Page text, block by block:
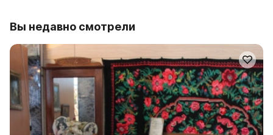
Вы недавно смотрели